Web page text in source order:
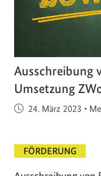
Ausschreibung
Umsetzung
Veröffentlicht am
24. März 2023 •
FÖRDERUNG